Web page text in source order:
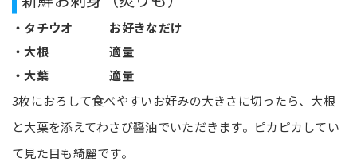
・タチウオ お好きなだけ
・大根 適量
・大葉 適量
3枚におろして食べやすいお好みの大きさに切ったら、大根
と大葉を添えてわさび醬油でいただきます。ピカピカしてい
て見た目も綺麗です。